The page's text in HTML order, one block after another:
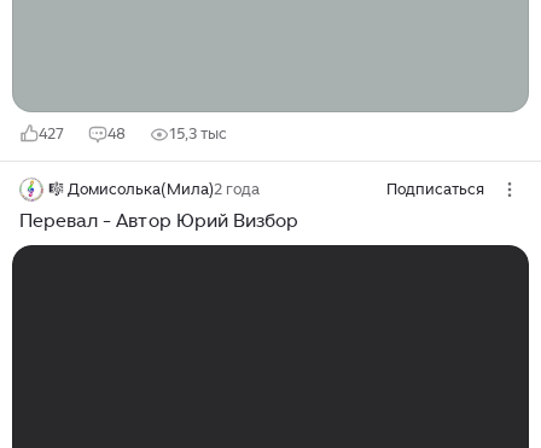
427 48 15,3 тыс
🎼 Домисолька(Мила)2 года Подписаться
Перевал - Автор Юрий Визбор